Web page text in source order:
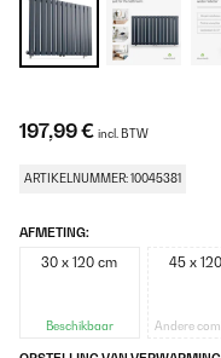
197,99 € incl. BTW
ARTIKELNUMMER: 10045381
AFMETING:
30 x 120 cm
Beschikbaar
45 x
Andere